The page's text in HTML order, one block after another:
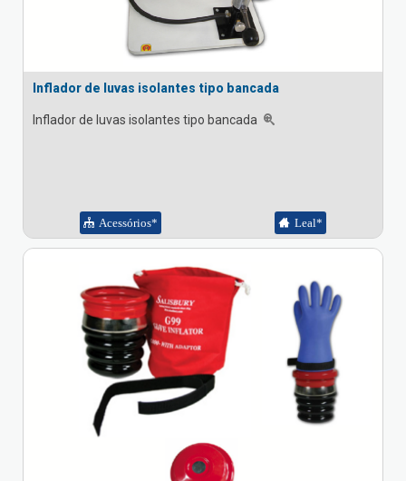
Inflador de luvas isolantes tipo bancada
Inflador de luvas isolantes tipo bancada
Acessórios* Leal*